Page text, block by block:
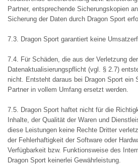
Partner, entsprechende Sicherungskopien
Sicherung der Daten durch Dragon Sport
7.3. Dragon Sport garantiert keine
7.4. Für Schäden, die aus der Verletzung der
Datenaktualisierungspflicht (vgl. § 2.7)
nicht. Entsteht daraus bei Dragon Sport ein
Partner in vollem Umfang ersetzt werden.
7.5. Dragon Sport haftet nicht für die
Inhalte, der Qualität der Waren und
diese Leistungen keine Rechte Dritter
der Fehlerhaftigkeit der Software oder
Verfügbarkeit bzw. Funktionsweise des
Dragon Sport keinerlei Gewährleistung.